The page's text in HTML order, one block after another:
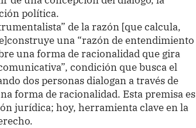
política.
de la razón [que calcula,
una “razón de entendimiento
una forma de racionalidad que gira
condición que busca el
dos personas dialogan a través de
forma de racionalidad. Esta premisa es
jurídica; hoy, herramienta clave en la